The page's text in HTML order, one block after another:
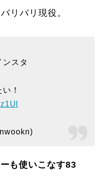
リバリ現役。
ンスタ
！
も使いこなす83